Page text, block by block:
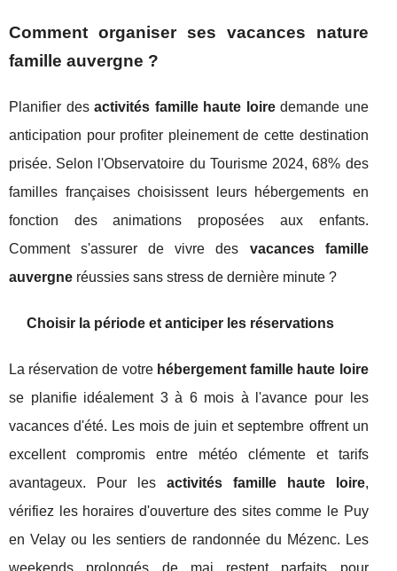
Comment organiser ses vacances nature
famille auvergne ?
Planifier desactivités famille haute loiredemande une
anticipation pour profiter pleinement de cette destination
prisée. Selon l'Observatoire du Tourisme 2024, 68% des
familles françaises choisissent leurs hébergements en
fonction des animations proposées aux enfants.
Comment s'assurer de vivre des vacances famille
auvergne réussies sans stress de dernière minute ?
Choisir la période et anticiper les réservations
La réservation de votre hébergement famille haute loire
se planifie idéalement 3 à 6 mois à l'avance pour les
vacances d'été. Les mois de juin et septembre offrent un
excellent compromis entre météo clémente et tarifs
avantageux. Pour les activités famille haute loire,
vérifiez les horaires d'ouverture des sites comme le Puy
en Velay ou les sentiers de randonnée du Mézenc. Les
weekends prolongés de mai restent parfaits pour